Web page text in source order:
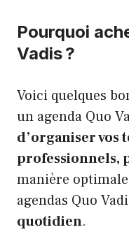
Pourquoi
Vadis ?
Voici quelques
un agenda Quo
d’organiser vos
professionnels,
manière
agendas Quo
quotidien.